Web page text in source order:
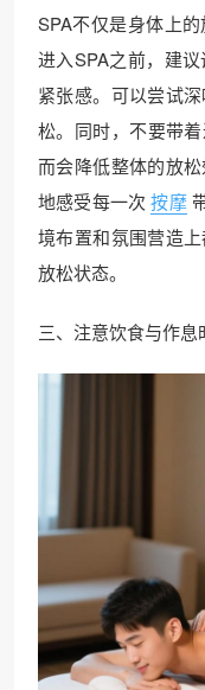
SPA不仅是身体上
进入SPA之前，建
紧张感。可以尝试
松。同时，不要带
而会降低整体的放
地感受每一次 按摩
境布置和氛围营造
放松状态。
三、注意饮食与作息